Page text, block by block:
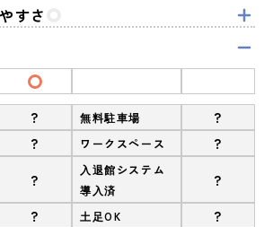
すさ
? 無料駐車場 ?
? ワークスペース ?
?
入退館システム
導入済
?
? 土足OK ?